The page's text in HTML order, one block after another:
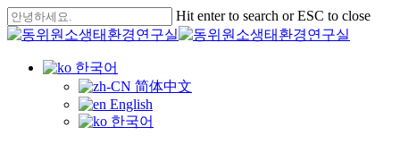
Skip
to
main
content
Hit enter to search or ESC to close
Close
한국어
简体中文
English
한국어